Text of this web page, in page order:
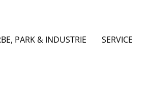
PARK & INDUSTRIE SERVICE